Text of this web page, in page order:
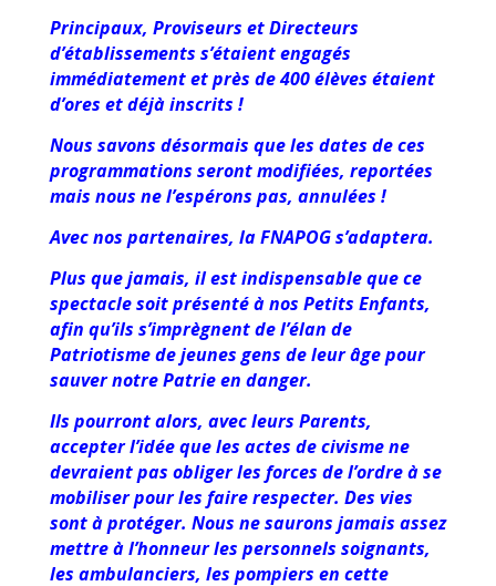
Principaux, Proviseurs et Directeurs
d’établissements s’étaient engagés
immédiatement et près de 400 élèves étaient
d’ores et déjà inscrits !
Nous savons désormais que les dates de ces
programmations seront modifiées, reportées
mais nous ne l’espérons pas, annulées !
Avec nos partenaires, la FNAPOG s’adaptera.
Plus que jamais, il est indispensable que ce
spectacle soit présenté à nos Petits Enfants,
afin qu’ils s’imprègnent de l’élan de
Patriotisme de jeunes gens de leur âge pour
sauver notre Patrie en danger.
Ils pourront alors, avec leurs Parents,
accepter l’idée que les actes de civisme ne
devraient pas obliger les forces de l’ordre à se
mobiliser pour les faire respecter. Des vies
sont à protéger. Nous ne saurons jamais assez
mettre à l’honneur les personnels soignants,
les ambulanciers, les pompiers en cette